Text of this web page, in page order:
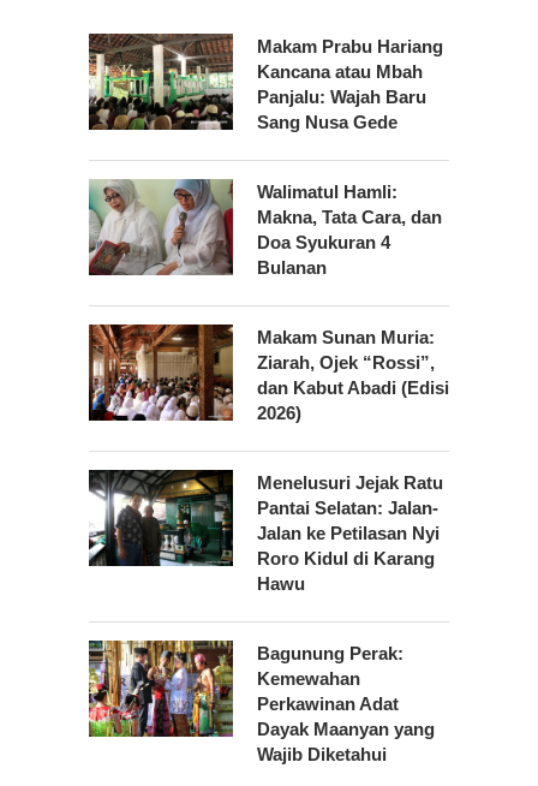
Makam Prabu Hariang
Kancana atau Mbah
Panjalu: Wajah Baru
Sang Nusa Gede
Walimatul Hamli:
Makna, Tata Cara, dan
Doa Syukuran 4
Bulanan
Makam Sunan Muria:
Ziarah, Ojek “Rossi”,
dan Kabut Abadi (Edisi
2026)
Menelusuri Jejak Ratu
Pantai Selatan: Jalan-
Jalan ke Petilasan Nyi
Roro Kidul di Karang
Hawu
Bagunung Perak:
Kemewahan
Perkawinan Adat
Dayak Maanyan yang
Wajib Diketahui